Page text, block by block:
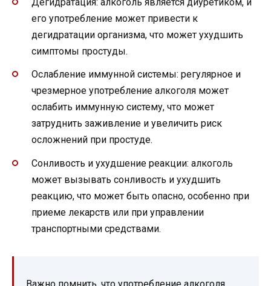
его употребление может привести к
дегидратации организма, что может ухудшить
симптомы простуды.
Ослабление иммунной системы: регулярное и
чрезмерное употребление алкоголя может
ослабить иммунную систему, что может
затруднить заживление и увеличить риск
осложнений при простуде.
Сонливость и ухудшение реакции: алкоголь
может вызывать сонливость и ухудшить
реакцию, что может быть опасно, особенно при
приеме лекарств или при управлении
транспортными средствами.
Важно помнить, что употребление алкоголя